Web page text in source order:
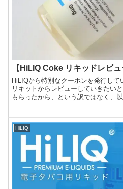
【HiLIQ Coke リキッドレビ
HiLIQから特別なクーポンを発行し
リキットからレビューしていきたい
もらったから、という訳ではなく、
HiLIQ